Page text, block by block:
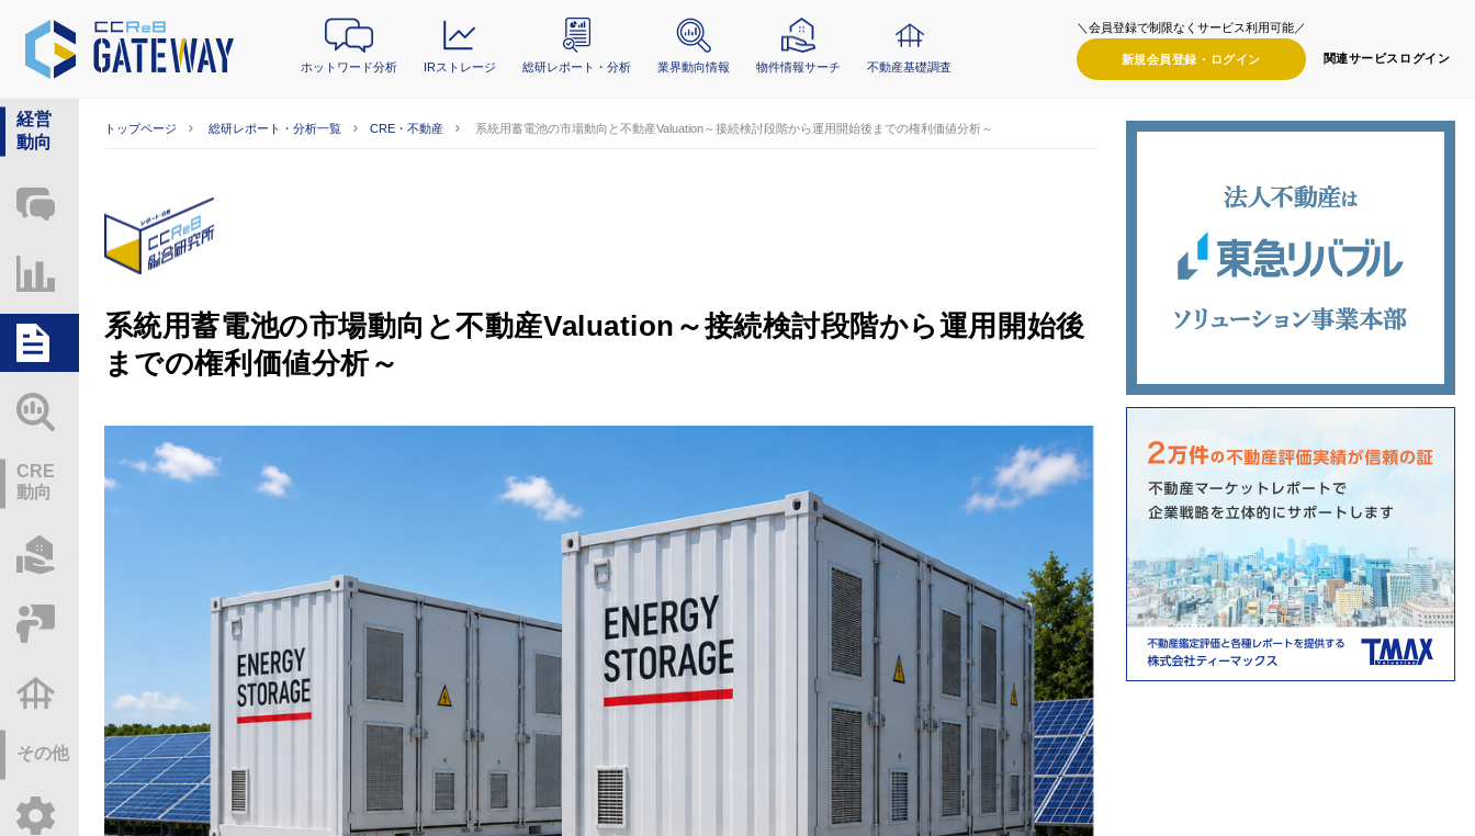
ホットワード分析 IRストレージ 総研レポート・分析 業界動向情報 物件情報サーチ 不動産基礎調査
＼会員登録で制限なくサービス利用可能／
新規会員登録・ ログイン 関連サービス ログイン
経営
動向
ホットワード分析
IRストレージ
総研レポート・分析
CRE
動向
不動産基礎調査
その他
ご利用ガイド
トップページ 総研レポート・分析一覧 CRE・不動産 系統用蓄電池の市場動向と不動産Valuation～接続検討段階から運用開始後までの権利価値分析～
系統用蓄電池の市場動向と不動産Valuation～接続検討段階から運用開始後
までの権利価値分析～